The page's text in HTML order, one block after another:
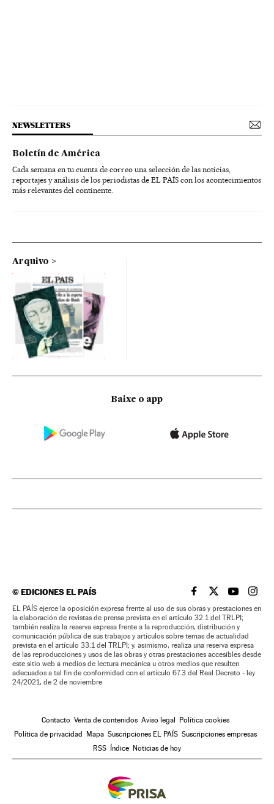
NEWSLETTERS
Boletín de América
Cada semana en tu cuenta de correo una selección de las noticias,
reportajes y análisis de los periodistas de EL PAÍS con los acontecimientos
más relevantes del continente.
Arquivo
Baixe o app
©EDICIONES EL PAÍS EL PAÍS BRASIL EN
EL PAÍSEL PAÍS
EL
EL PAÍS ejerce la oposición expresa frente al uso de sus obras y prestaciones en
la elaboración de revistas de prensa prevista en el artículo 32.1 del TRLPI;
también realiza la reserva expresa frente a la reproducción, distribución y
comunicación pública de sus trabajos y artículos sobre temas de actualidad
prevista en el artículo 33.1 del TRLPI; y, asimismo, realiza una reserva expresa
de las reproducciones y usos de las obras y otras prestaciones accesibles desde
este sitio web a medios de lectura mecánica u otros medios que resulten
adecuados a tal fin de conformidad con el artículo 67.3 del Real Decreto - ley
24/2021, de 2 de noviembre
Contacto Venta de contenidos Aviso legal Política cookies
Política de privacidad Mapa Suscripciones EL PAÍS Suscripciones empresas
RSS Índice Noticias de hoy